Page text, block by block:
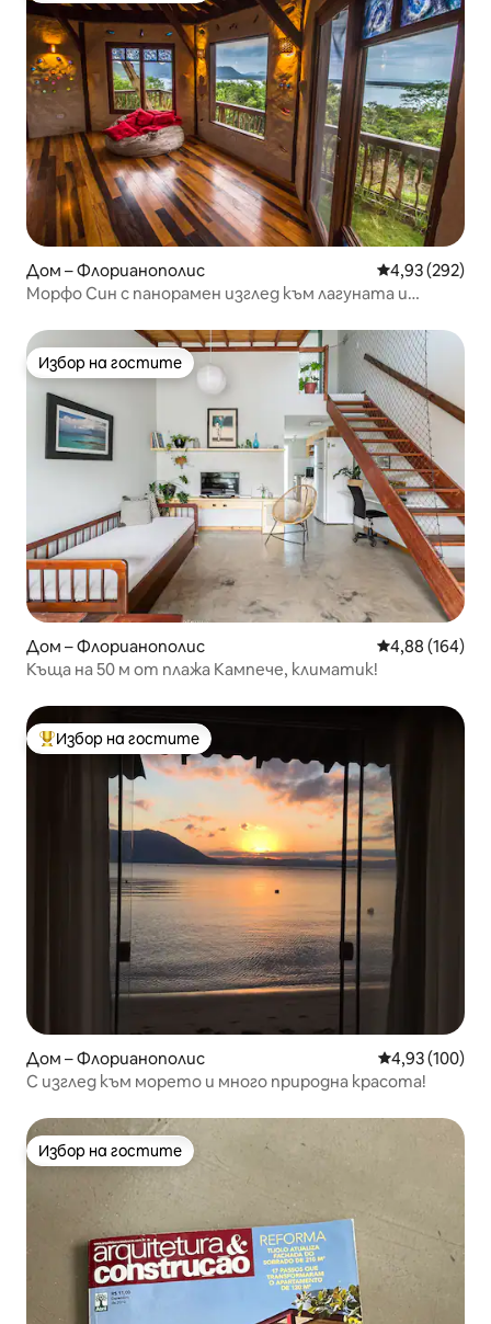
Дом – Флорианополис Средна
4,93 (292)
Морфо Син с панорамен изглед към лагуната и
Избор на гостите
Избор на гостите
Дом – Флорианополис Средна
4,88 (164)
Къща на 50 м от плажа Кампече, климатик!
Най-популярен избор на гостите
Избор на гостите
Дом – Флорианополис Средна
4,93 (100)
С изглед към морето и много природна красота!
Избор на гостите
Избор на гостите